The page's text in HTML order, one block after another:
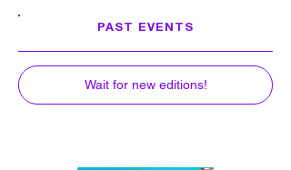
PAST EVENTS
Wait for new editions!